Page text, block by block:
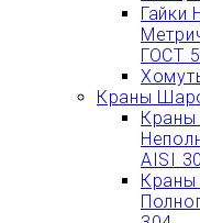
Гайки
ГОСТ
Краны
AISI